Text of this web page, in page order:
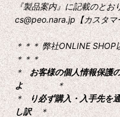
『製品案内』に記載のとお
cs@peo.nara.jp【カスタマ
＊＊＊ 弊社ONLINE
＊＊＊
＊お客様の個人情報保護
よ＊
＊り必ず購入・入手先を
し訳＊